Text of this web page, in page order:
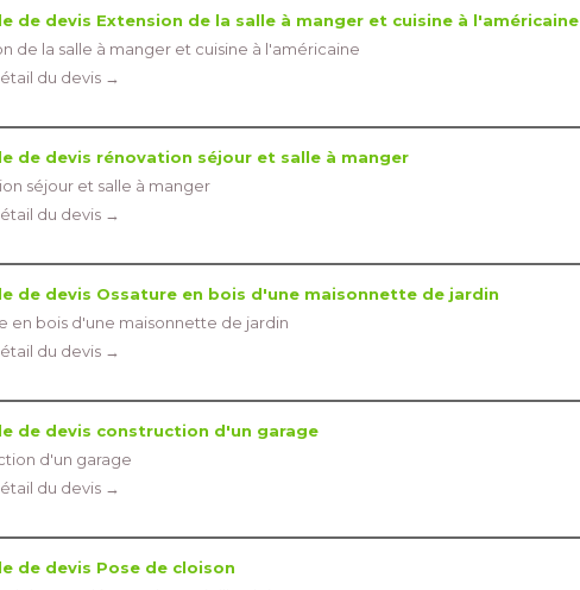
de devis Extension de la salle à manger et cuisine à l'américaine
de la salle à manger et cuisine à l'américaine
du devis →
de devis rénovation séjour et salle à manger
séjour et salle à manger
du devis →
de devis Ossature en bois d'une maisonnette de jardin
en bois d'une maisonnette de jardin
du devis →
de devis construction d'un garage
d'un garage
du devis →
de devis Pose de cloison